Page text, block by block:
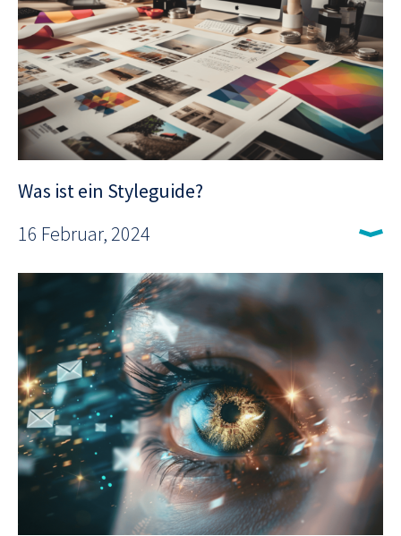
Was ist ein Styleguide?
16 Februar, 2024